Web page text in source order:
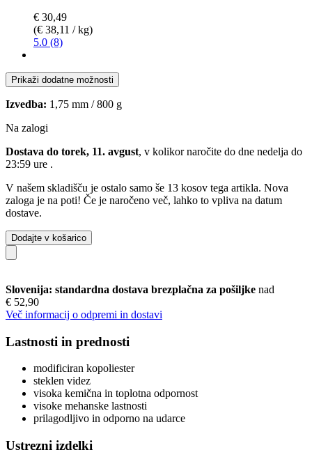
€ 30,49
(€ 38,11 / kg)
5.0 (8)
Prikaži dodatne možnosti
Izvedba: 1,75 mm / 800 g
Na zalogi
Dostava do torek, 11. avgust, v kolikor naročite do dne nedelja do
23:59 ure .
V našem skladišču je ostalo samo še 13 kosov tega artikla. Nova
zaloga je na poti! Če je naročeno več, lahko to vpliva na datum
dostave.
Dodajte v košarico
Slovenija: standardna dostava brezplačna za pošiljke nad
€ 52,90
Več informacij o odpremi in dostavi
Lastnosti in prednosti
modificiran kopoliester
steklen videz
visoka kemična in toplotna odpornost
visoke mehanske lastnosti
prilagodljivo in odporno na udarce
Ustrezni izdelki